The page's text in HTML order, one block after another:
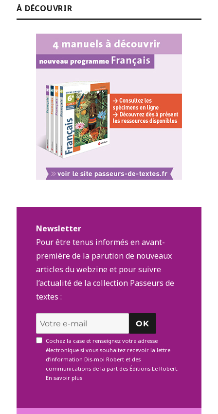
À DÉCOUVRIR
Newsletter
Pour être tenus informés en avant-
première de la parution de nouveaux
articles du webzine et pour suivre
l’actualité de la collection Passeurs de
textes :
OK
Cochez la case et renseignez votre adresse
électronique si vous souhaitez recevoir la lettre
d’information Dis-moi Robert et des
communications de la part des Éditions Le Robert.
En savoir plus